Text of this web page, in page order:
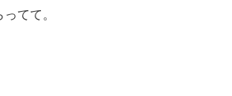
てて。